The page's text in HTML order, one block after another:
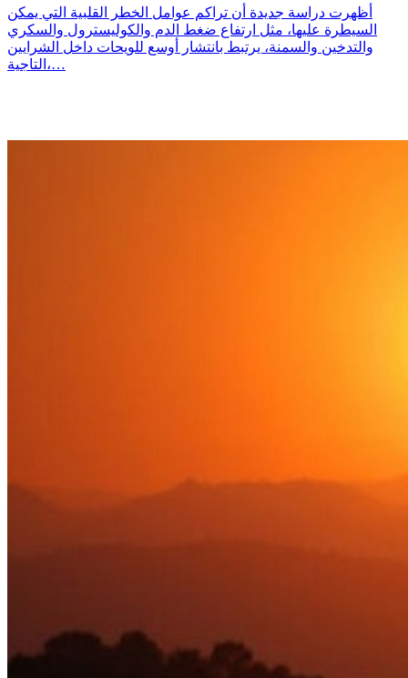
أظهرت دراسة جديدة أن تراكم عوامل الخطر القلبية التي يمكن
السيطرة عليها، مثل ارتفاع ضغط الدم والكوليسترول والسكري
والتدخين والسمنة، يرتبط بانتشار أوسع للويحات داخل الشرايين
التاجية،…